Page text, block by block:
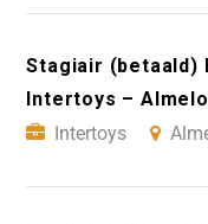
Stagiair (betaald)
Intertoys – Almelo
Intertoys